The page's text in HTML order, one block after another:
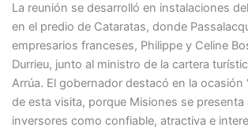
La reunión se desarrolló en instalaciones
en el predio de Cataratas, donde
empresarios franceses, Philippe y Celine
Durrieu, junto al ministro de la cartera
Arrúa. El gobernador destacó en la ocasión
de esta visita, porque Misiones se presenta
inversores como confiable, atractiva e